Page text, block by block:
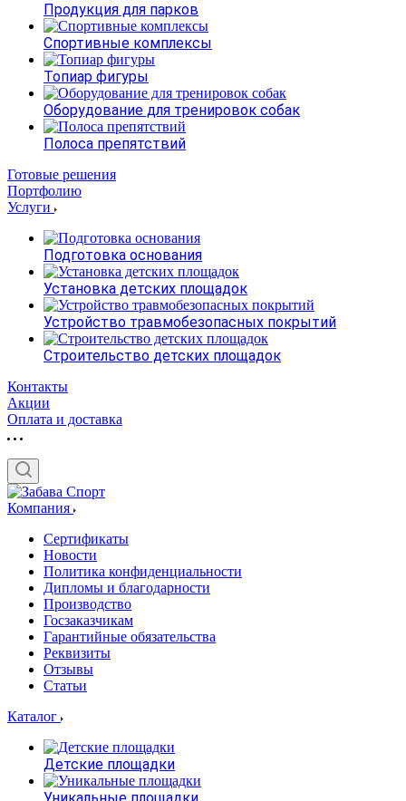
Продукция для парков
Спортивные комплексы
Топиар фигуры
Оборудование для тренировок собак
Полоса препятствий
Готовые решения
Портфолию
Услуги
Подготовка основания
Установка детских площадок
Устройство травмобезопасных покрытий
Строительство детских площадок
Контакты
Акции
Оплата и доставка
Компания
Сертификаты
Новости
Политика конфиденциальности
Дипломы и благодарности
Производство
Госзаказчикам
Гарантийные обязательства
Реквизиты
Отзывы
Статьи
Каталог
Детские площадки